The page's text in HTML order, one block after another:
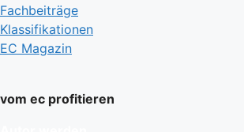
Fachbeiträge
Klassifikationen
EC Magazin
vom ec profitieren